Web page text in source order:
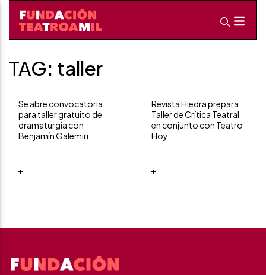
TAG: taller
Se abre convocatoria
para taller gratuito de
dramaturgia con
Benjamín Galemiri
+
Revista Hiedra prepara
Taller de Crítica Teatral
en conjunto con Teatro
Hoy
+